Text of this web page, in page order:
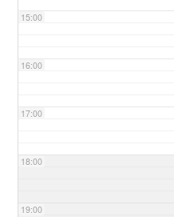
15:00
16:00
17:00
18:00
19:00